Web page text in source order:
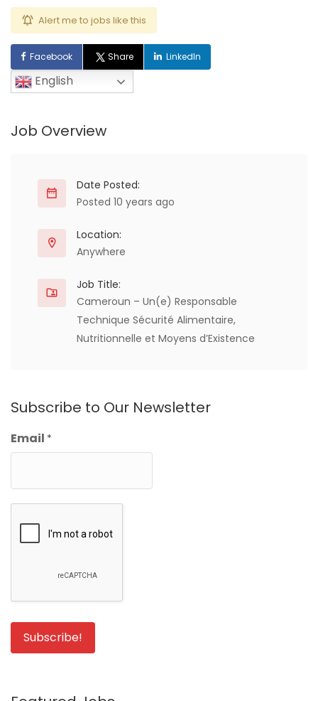
Alert me to jobs like this
Facebook Share LinkedIn
English
Job Overview
Date Posted:
Posted 10 years ago
Location:
Anywhere
Job Title:
Cameroun – Un(e) Responsable
Technique Sécurité Alimentaire,
Nutritionnelle et Moyens d’Existence
Subscribe to Our Newsletter
Email *